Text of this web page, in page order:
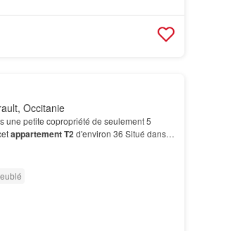
Occitanie
une petite copropriété de seulement 5
appartement T2d'environ 36 Situé dans
charges, à pr…